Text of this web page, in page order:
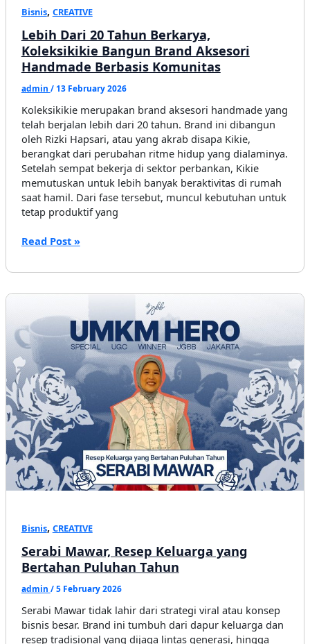
Bisnis, CREATIVE
Lebih Dari 20 Tahun Berkarya,
Koleksikikie Bangun Brand Aksesori
Handmade Berbasis Komunitas
admin /13 February 2026
Koleksikikie merupakan brand aksesori handmade yang
telah berjalan lebih dari 20 tahun. Brand ini dibangun
oleh Rizki Hapsari, atau yang akrab disapa Kikie,
berangkat dari perubahan ritme hidup yang dialaminya.
Setelah sempat bekerja di sektor perbankan, Kikie
memutuskan untuk lebih banyak beraktivitas di rumah
saat hamil. Dari fase tersebut, muncul kebutuhan untuk
tetap produktif yang
Lebih
20
Koleksikikie
Bangun
Brand
Aksesori
Handmade
Berbasis
Komunitas
Read Post »
Bisnis, CREATIVE
Serabi Mawar, Resep Keluarga yang
Bertahan Puluhan Tahun
admin /5 February 2026
Serabi Mawar tidak lahir dari strategi viral atau konsep
bisnis besar. Brand ini tumbuh dari dapur keluarga dan
resep tradisional yang dijaga lintas generasi, hingga